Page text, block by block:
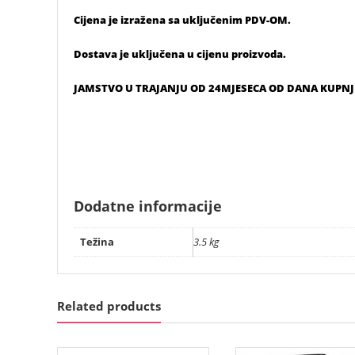
Cijena je izražena sa uključenim PDV-OM.
Dostava je uključena u cijenu proizvoda.
JAMSTVO U TRAJANJU OD 24MJESECA OD DANA
Dodatne informacije
Težina 3.5 kg
Related products